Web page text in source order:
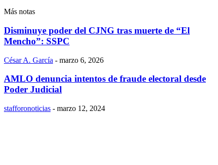
Más notas
Disminuye poder del CJNG tras muerte de “El
Mencho”: SSPC
César A. García - marzo 6, 2026
AMLO denuncia intentos de fraude electoral desde
Poder Judicial
stafforonoticias - marzo 12, 2024